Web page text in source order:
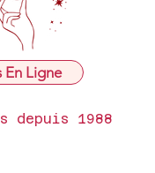
En Ligne
depuis 1988